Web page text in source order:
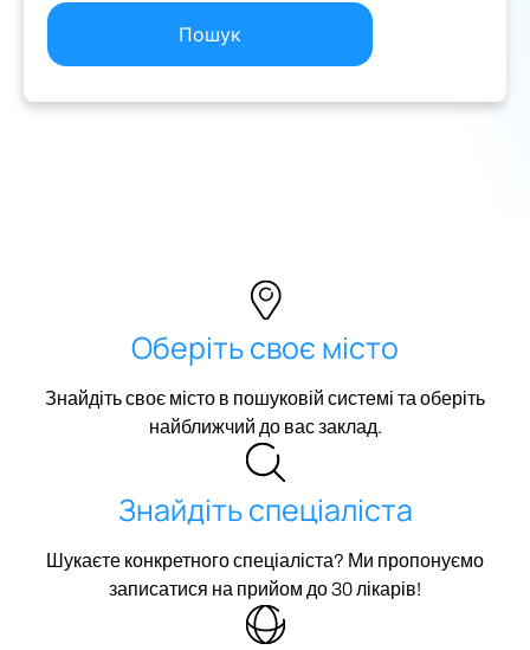
Оберіть своє місто
Знайдіть своє місто в пошуковій системі та оберіть
найближчий до вас заклад.
Знайдіть спеціаліста
Шукаєте конкретного спеціаліста? Ми пропонуємо
записатися на прийом до 30 лікарів!